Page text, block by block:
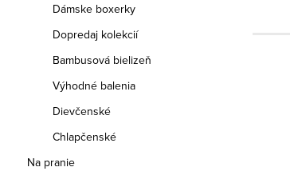
Dámske boxerky
Dopredaj kolekcií
Bambusová bielizeň
Výhodné balenia
Dievčenské
Chlapčenské
Na pranie